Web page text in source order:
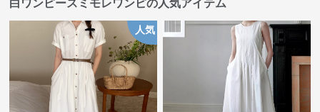
白ワンピースミモレワンピの人気アイテム
人気